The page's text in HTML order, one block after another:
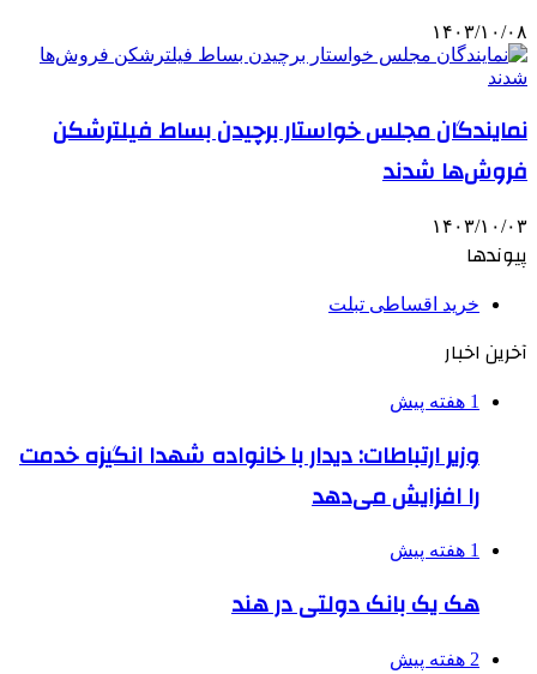
۱۴۰۳/۱۰/۰۸
نمایندگان مجلس خواستار برچیدن بساط فیلترشکن
فروش‌ها شدند
۱۴۰۳/۱۰/۰۳
پیوندها
خرید اقساطی تبلت
آخرین اخبار
1 هفته پیش
وزیر ارتباطات: دیدار با خانواده شهدا انگیزه خدمت
را افزایش می‌دهد
1 هفته پیش
هک یک بانک دولتی در هند
2 هفته پیش